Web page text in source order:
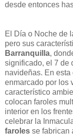
desde entonces
El Día o Noche de
pero sus
Barranquilla,
significado, el 7 de
navideñas. En
enmarcado por los
característico
colocan faroles
interior en los
celebrar la
faroles se fabrican